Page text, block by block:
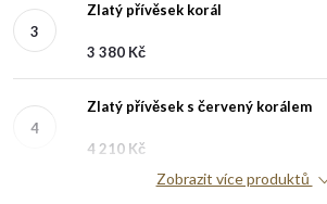
Zlatý přívěsek korál
3 380 Kč
Zlatý přívěsek s červený korálem
4 210 Kč
Zobrazit více produktů